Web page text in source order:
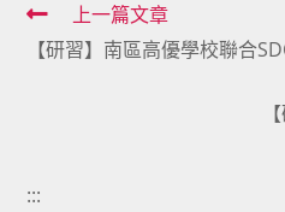
Read
more
上一篇文章
【研習】南區高優學校聯合
:::